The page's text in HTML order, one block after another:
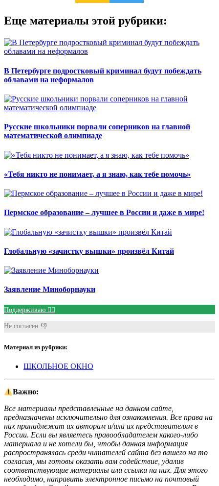
Еще материалы этой рубрики:
В Петербурге подростковый криминал будут побеждать
облавами на неформалов
Русские школьники порвали соперников на главной
математической олимпиаде
«Тебя никто не понимает, а я знаю, как тебе помочь»
Пермское образование – лучшее в России и даже в мире!
Глобальную «зачистку вышки» произвёл Китай
Заявление Миноборнауки
Поддерживаю 👍🏻
Не согласен 👎
Материал из рубрики:
ШКОЛЬНОЕ ОКНО
Важно:
Все материалы представленные на данном сайте,
предназначены исключительно для ознакомления. Все права на
них принадлежат их авторам и/или их представителям в
России. Если вы являетесь правообладателем какого-либо
материала и не хотели бы, чтобы данная информация
распространялась среди читателей сайта без вашего на то
согласия, мы готовы оказать вам содействие, удалив
соответствующие материалы или ссылки на них. Для этого
необходимо, направить электронное письмо на почтовый